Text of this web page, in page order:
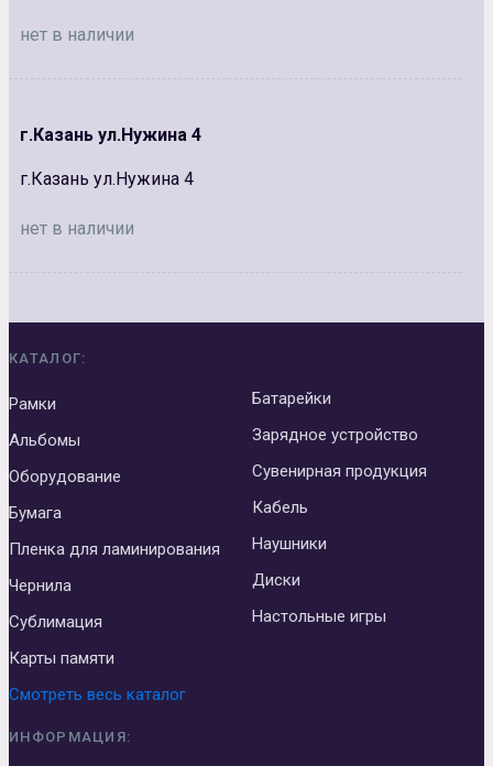
нет в наличии
г.Казань ул.Нужина 4
г.Казань ул.Нужина 4
нет в наличии
КАТАЛОГ:
Рамки
Альбомы
Оборудование
Бумага
Пленка для ламинирования
Чернила
Сублимация
Карты памяти
Батарейки
Зарядное устройство
Сувенирная продукция
Кабель
Наушники
Диски
Настольные игры
Смотреть весь каталог
ИНФОРМАЦИЯ: